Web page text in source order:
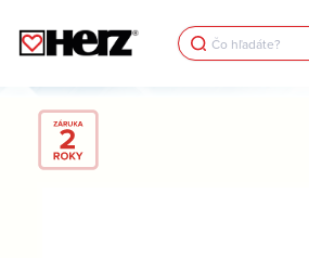
Search
for: